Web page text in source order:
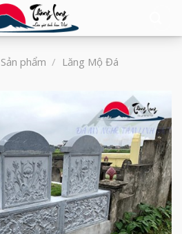
Sản phẩm / Lăng Mộ Đá